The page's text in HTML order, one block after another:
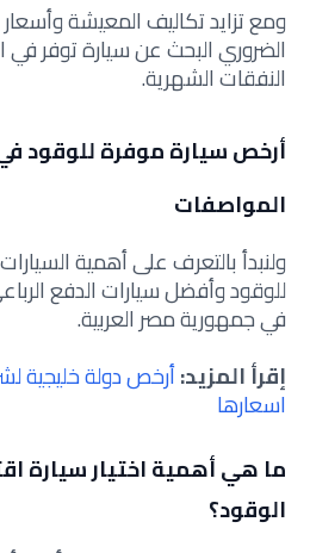
ومع تزايد تكاليف المعيشة وأسعار
الضروري البحث عن سيارة توفر في
النفقات الشهرية.
أرخص سيارة موفرة للوقود
المواصفات
ولنبدأ بالتعرف على أهمية
للوقود وأفضل سيارات الدفع
في جمهورية مصر العربية.
إقرأ المزيد:أرخص دولة خليجية
اسعارها
ما هي أهمية اختيار سيارة
الوقود؟